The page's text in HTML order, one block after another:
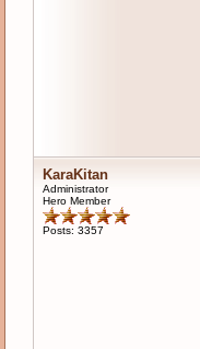
KaraKitan
Administrator
Hero Member
Posts: 3357